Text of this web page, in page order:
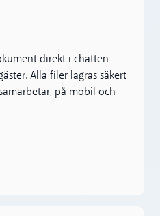
direkt i chatten –
Alla filer lagras säkert
på mobil och